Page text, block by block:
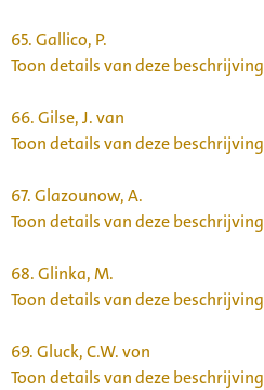
65.Gallico, P.
Toon details van deze beschrijving
66.Gilse, J. van
Toon details van deze beschrijving
67.Glazounow, A.
Toon details van deze beschrijving
68.Glinka, M.
Toon details van deze beschrijving
69.Gluck, C.W. von
Toon details van deze beschrijving